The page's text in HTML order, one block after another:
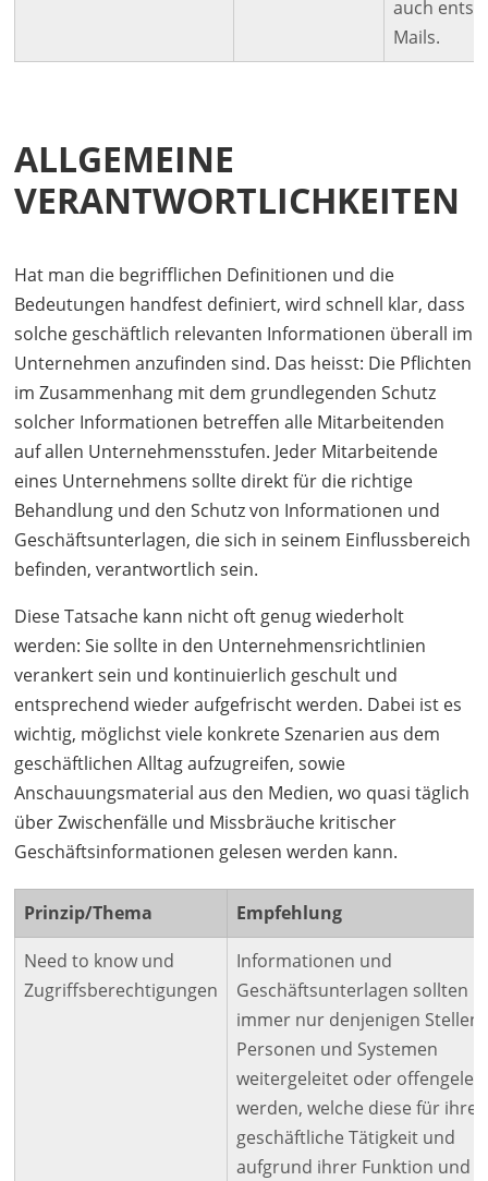
auch
Mails.
ALLGEMEINE
VERANTWORTLICHKEITEN
Hat man die begrifflichen Definitionen und die
Bedeutungen handfest definiert, wird schnell klar, dass
solche geschäftlich relevanten Informationen überall im
Unternehmen anzufinden sind. Das heisst: Die Pflichten
im Zusammenhang mit dem grundlegenden Schutz
solcher Informationen betreffen alle Mitarbeitenden
auf allen Unternehmensstufen. Jeder Mitarbeitende
eines Unternehmens sollte direkt für die richtige
Behandlung und den Schutz von Informationen und
Geschäftsunterlagen, die sich in seinem Einflussbereich
befinden, verantwortlich sein.
Diese Tatsache kann nicht oft genug wiederholt
werden: Sie sollte in den Unternehmensrichtlinien
verankert sein und kontinuierlich geschult und
entsprechend wieder aufgefrischt werden. Dabei ist es
wichtig, möglichst viele konkrete Szenarien aus dem
geschäftlichen Alltag aufzugreifen, sowie
Anschauungsmaterial aus den Medien, wo quasi täglich
über Zwischenfälle und Missbräuche kritischer
Geschäftsinformationen gelesen werden kann.
Prinzip/Thema
Empfehlung
Need to know und
Zugriffsberechtigungen
Informationen und
Geschäftsunterlagen sollten
immer nur denjenigen Stellen,
Personen und Systemen
weitergeleitet oder
werden, welche diese für ihre
geschäftliche Tätigkeit und
aufgrund ihrer Funktion und